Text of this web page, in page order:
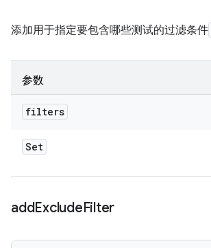
添加用于指定要包含哪些测试的过滤条件
参数
filters
Set
addExcludeFilter